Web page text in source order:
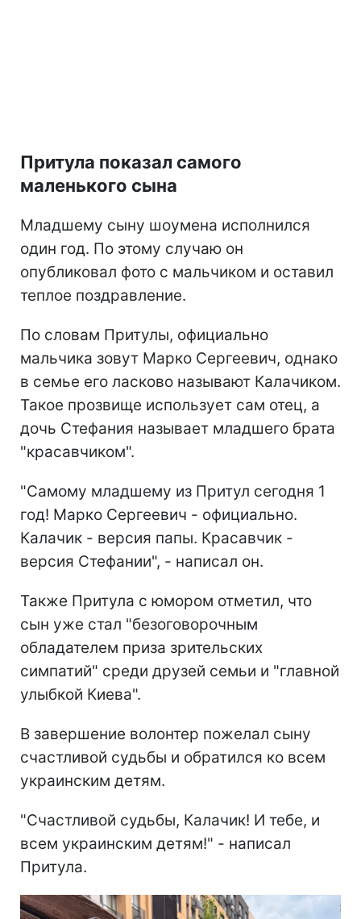
Притула показал самого
маленького сына
Младшему сыну шоумена исполнился
один год. По этому случаю он
опубликовал фото с мальчиком и оставил
теплое поздравление.
По словам Притулы, официально
мальчика зовут Марко Сергеевич, однако
в семье его ласково называют Калачиком.
Такое прозвище использует сам отец, а
дочь Стефания называет младшего брата
"красавчиком".
"Самому младшему из Притул сегодня 1
год! Марко Сергеевич - официально.
Калачик - версия папы. Красавчик -
версия Стефании", - написал он.
Также Притула с юмором отметил, что
сын уже стал "безоговорочным
обладателем приза зрительских
симпатий" среди друзей семьи и "главной
улыбкой Киева".
В завершение волонтер пожелал сыну
счастливой судьбы и обратился ко всем
украинским детям.
"Счастливой судьбы, Калачик! И тебе, и
всем украинским детям!" - написал
Притула.